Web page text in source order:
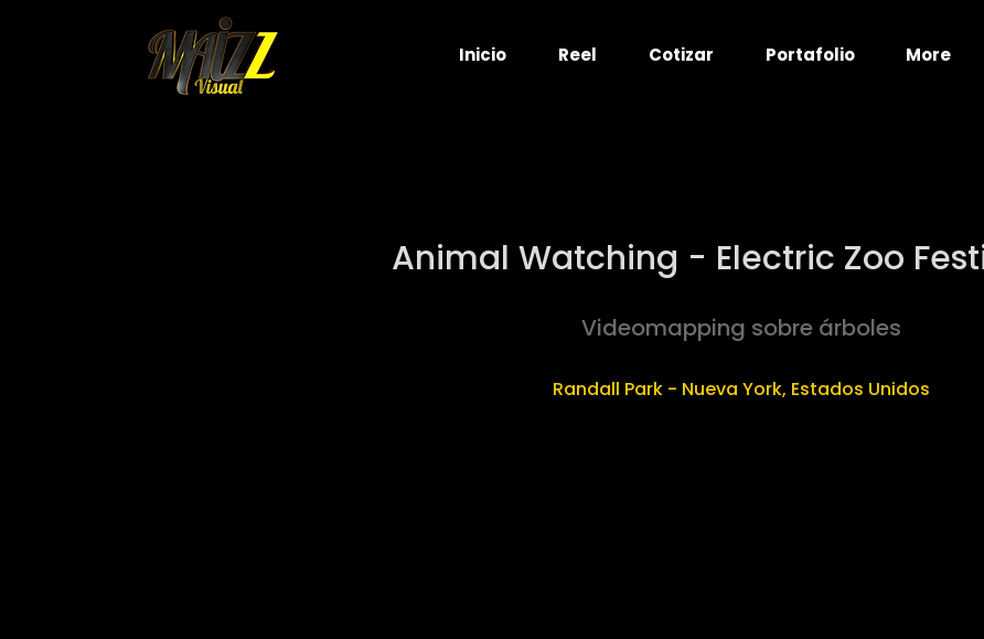
Inicio Reel Cotizar Portafolio More
Animal Watching - Electric Zoo
Videomapping sobre árboles
Randall Park - Nueva York, Estados Unidos